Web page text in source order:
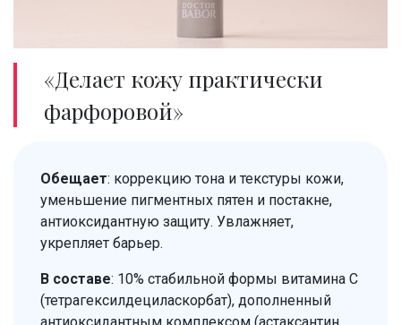
«Делает кожу практически
фарфоровой»
Обещает: коррекцию тона и текстуры кожи,
уменьшение пигментных пятен и постакне,
антиоксидантную защиту. Увлажняет,
укрепляет барьер.
В составе: 10% стабильной формы витамина С
(тетрагексилдециласкорбат), дополненный